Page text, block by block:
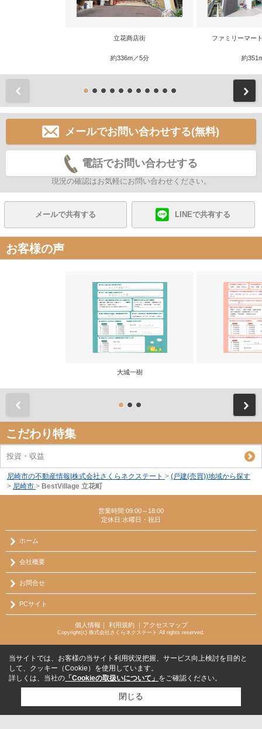
立花商店街
約336m／5分
ファミリーマー
約
メールでお問い合わせする(無料)
電話でお問い合わせする
現況の確認はお気軽にお問い合わせください。
メールで共有する LINEで共有する
お客様の声
大城一樹
こだわり特集
投資・収益
尼崎市の不動産情報|株式会社さくらネクステート > (戸建(売買))地域から探す
> 尼崎市 > BestVillage 立花町
営業時間:09:00～18:00
定休日:水曜日・祝日
ホーム
会社概要
お問合せ
PCサイト
個人情報 ｜ 利用規約｜ アクセスマップ
Copyright(c) 株式会社さくらネクステート All rights reserved.
当サイトでは、お客様の当サイト利用状況把握、サービス向上検討を目的と
して、クッキー（Cookie）を使用しています。
詳しくは、当社の 「Cookieの取扱いについて」 をご確認ください。
閉じる